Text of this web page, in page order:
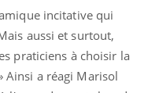
incitative qui
aussi et surtout,
praticiens à choisir la
Ainsi a réagi Marisol